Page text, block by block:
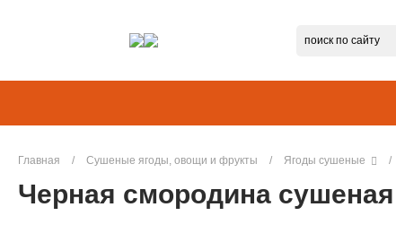
Главная / Сушеные ягоды, овощи и фрукты / Ягоды сушеные /
Черная смородина сушеная